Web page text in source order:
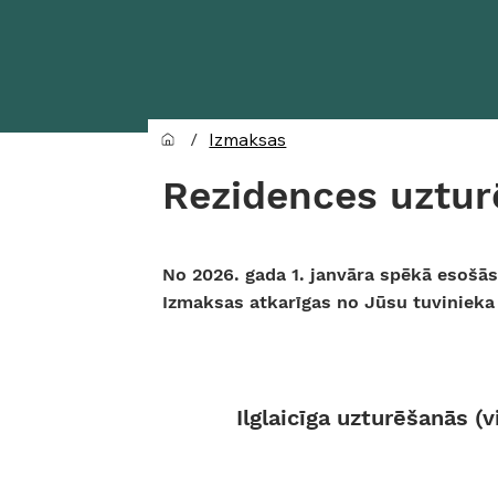
/ Izmaksas
Ilglaicīga uzturēšanās
Rezidences
No 2026. gada 1. janvāra spēkā
Izmaksas atkarīgas no Jūsu